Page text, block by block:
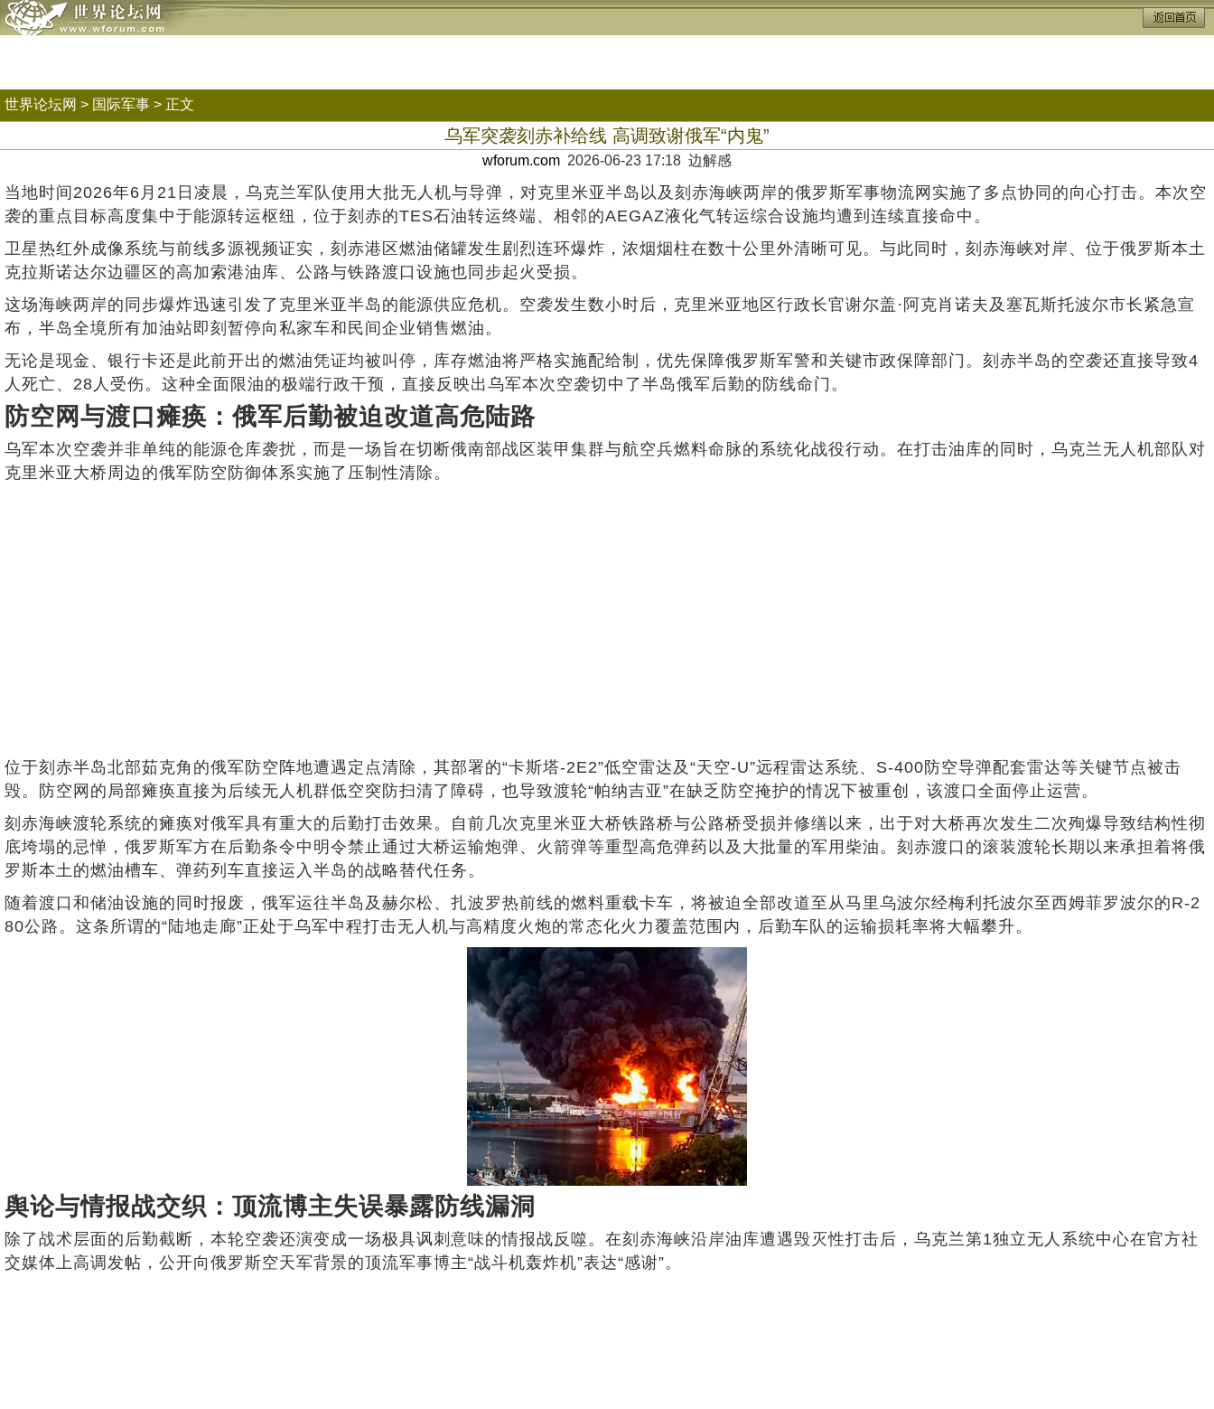
世界论坛网 > 国际军事 > 正文
乌军突袭刻赤补给线 高调致谢俄军“内鬼”
wforum.com 2026-06-23 17:18 边解感
当地时间2026年6月21日凌晨，乌克兰军队使用大批无人机与导弹，对克里米亚半岛以及刻赤海峡两岸的俄罗斯军事物流网实施了多点协同的向心打击。本次空
袭的重点目标高度集中于能源转运枢纽，位于刻赤的TES石油转运终端、相邻的AEGAZ液化气转运综合设施均遭到连续直接命中。
卫星热红外成像系统与前线多源视频证实，刻赤港区燃油储罐发生剧烈连环爆炸，浓烟烟柱在数十公里外清晰可见。与此同时，刻赤海峡对岸、位于俄罗斯本土
克拉斯诺达尔边疆区的高加索港油库、公路与铁路渡口设施也同步起火受损。
这场海峡两岸的同步爆炸迅速引发了克里米亚半岛的能源供应危机。空袭发生数小时后，克里米亚地区行政长官谢尔盖·阿克肖诺夫及塞瓦斯托波尔市长紧急宣
布，半岛全境所有加油站即刻暂停向私家车和民间企业销售燃油。
无论是现金、银行卡还是此前开出的燃油凭证均被叫停，库存燃油将严格实施配给制，优先保障俄罗斯军警和关键市政保障部门。刻赤半岛的空袭还直接导致4
人死亡、28人受伤。这种全面限油的极端行政干预，直接反映出乌军本次空袭切中了半岛俄军后勤的防线命门。
防空网与渡口瘫痪：俄军后勤被迫改道高危陆路
乌军本次空袭并非单纯的能源仓库袭扰，而是一场旨在切断俄南部战区装甲集群与航空兵燃料命脉的系统化战役行动。在打击油库的同时，乌克兰无人机部队对
克里米亚大桥周边的俄军防空防御体系实施了压制性清除。
位于刻赤半岛北部茹克角的俄军防空阵地遭遇定点清除，其部署的“卡斯塔-2E2”低空雷达及“天空-U”远程雷达系统、S-400防空导弹配套雷达等关键节点被击
毁。防空网的局部瘫痪直接为后续无人机群低空突防扫清了障碍，也导致渡轮“帕纳吉亚”在缺乏防空掩护的情况下被重创，该渡口全面停止运营。
刻赤海峡渡轮系统的瘫痪对俄军具有重大的后勤打击效果。自前几次克里米亚大桥铁路桥与公路桥受损并修缮以来，出于对大桥再次发生二次殉爆导致结构性彻
底垮塌的忌惮，俄罗斯军方在后勤条令中明令禁止通过大桥运输炮弹、火箭弹等重型高危弹药以及大批量的军用柴油。刻赤渡口的滚装渡轮长期以来承担着将俄
罗斯本土的燃油槽车、弹药列车直接运入半岛的战略替代任务。
随着渡口和储油设施的同时报废，俄军运往半岛及赫尔松、扎波罗热前线的燃料重载卡车，将被迫全部改道至从马里乌波尔经梅利托波尔至西姆菲罗波尔的R-2
80公路。这条所谓的“陆地走廊”正处于乌军中程打击无人机与高精度火炮的常态化火力覆盖范围内，后勤车队的运输损耗率将大幅攀升。
舆论与情报战交织：顶流博主失误暴露防线漏洞
除了战术层面的后勤截断，本轮空袭还演变成一场极具讽刺意味的情报战反噬。在刻赤海峡沿岸油库遭遇毁灭性打击后，乌克兰第1独立无人系统中心在官方社
交媒体上高调发帖，公开向俄罗斯空天军背景的顶流军事博主“战斗机轰炸机”表达“感谢”。